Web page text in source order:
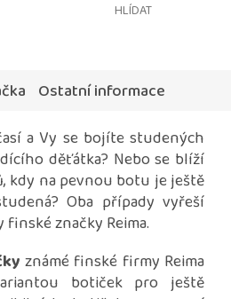
HLÍDAT
Ostatní informace
a Vy se bojíte studených
děťátka? Nebo se blíží
kdy na pevnou botu je ještě
Oba případy vyřeší
značky Reima.
známé finské firmy Reima
botiček pro ještě